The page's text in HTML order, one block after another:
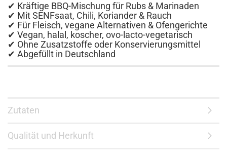
✔ Kräftige BBQ-Mischung für Rubs & Marinaden
✔ Mit SENFsaat, Chili, Koriander & Rauch
✔ Für Fleisch, vegane Alternativen & Ofengerichte
✔ Vegan, halal, koscher, ovo-lacto-vegetarisch
✔ Ohne Zusatzstoffe oder Konservierungsmittel
✔ Abgefüllt in Deutschland
Zutaten
Qualität und Herkunft